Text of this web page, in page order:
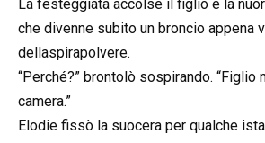
La festeggiata accolse il figlio e la
che divenne subito un broncio appena
dellaspirapolvere.
“Perché?” brontolò sospirando. “Figlio
camera.”
Elodie fissò la suocera per qualche